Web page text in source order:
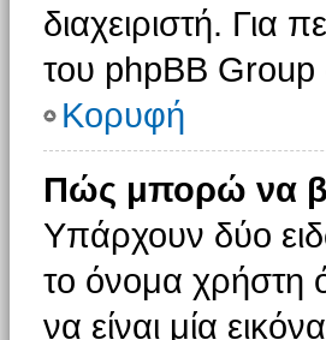
διαχειριστή. Για
του phpBB Group
Κορυφή
Πώς μπορώ να
Υπάρχουν δύο
το όνομα χρήστη
να είναι μία